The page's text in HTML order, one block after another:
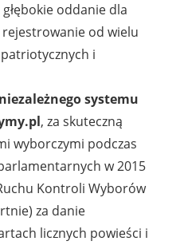
głębokie oddanie dla
od wielu
i
systemu
, za skuteczną
wyborczymi podczas
w 2015
Kontroli Wyborów
za danie
licznych powieści i